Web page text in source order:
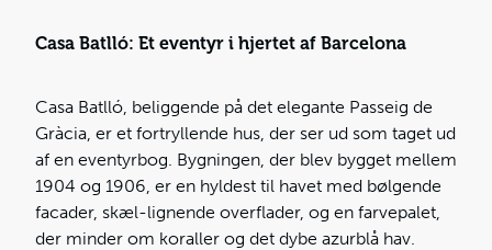
Casa Batlló: Et eventyr i hjertet af Barcelona
Casa Batlló, beliggende på det elegante Passeig de
Gràcia, er et fortryllende hus, der ser ud som taget ud
af en eventyrbog. Bygningen, der blev bygget mellem
1904 og 1906, er en hyldest til havet med bølgende
facader, skæl-lignende overflader, og en farvepalet,
der minder om koraller og det dybe azurblå hav.